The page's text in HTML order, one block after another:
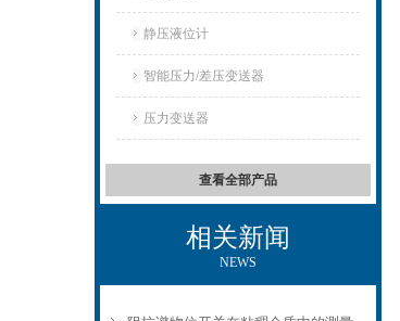
静压液位计
智能压力/差压变送器
压力变送器
查看全部产品
相关新闻
NEWS